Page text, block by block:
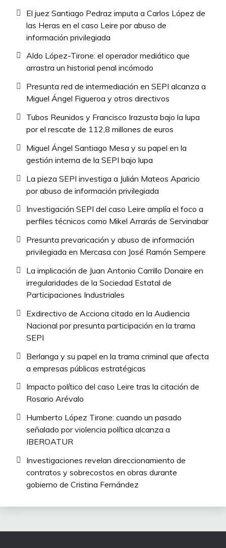
El juez Santiago Pedraz imputa a Carlos López de
las Heras en el caso Leire por abuso de
información privilegiada
Aldo López-Tirone: el operador mediático que
arrastra un historial penal incómodo
Presunta red de intermediación en SEPI alcanza a
Miguel Ángel Figueroa y otros directivos
Tubos Reunidos y Francisco Irazusta bajo la lupa
por el rescate de 112,8 millones de euros
Miguel Ángel Santiago Mesa y su papel en la
gestión interna de la SEPI bajo lupa
La pieza SEPI investiga a Julián Mateos Aparicio
por abuso de información privilegiada
Investigación SEPI del caso Leire amplía el foco a
perfiles técnicos como Mikel Arrarás de Servinabar
Presunta prevaricación y abuso de información
privilegiada en Mercasa con José Ramón Sempere
La implicación de Juan Antonio Carrillo Donaire en
irregularidades de la Sociedad Estatal de
Participaciones Industriales
Exdirectivo de Acciona citado en la Audiencia
Nacional por presunta participación en la trama
SEPI
Berlanga y su papel en la trama criminal que afecta
a empresas públicas estratégicas
Impacto político del caso Leire tras la citación de
Rosario Arévalo
Humberto López Tirone: cuando un pasado
señalado por violencia política alcanza a
IBEROATUR
Investigaciones revelan direccionamiento de
contratos y sobrecostos en obras durante
gobierno de Cristina Fernández